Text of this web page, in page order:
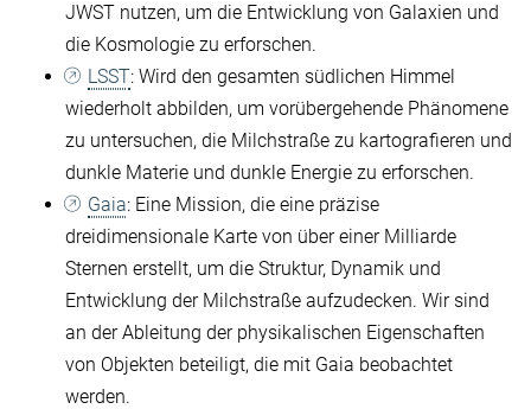
JWST nutzen, um die Entwicklung von Galaxien und
die Kosmologie zu erforschen.
LSST: Wird den gesamten südlichen Himmel
wiederholt abbilden, um vorübergehende Phänomene
zu untersuchen, die Milchstraße zu kartografieren und
dunkle Materie und dunkle Energie zu erforschen.
Gaia: Eine Mission, die eine präzise
dreidimensionale Karte von über einer Milliarde
Sternen erstellt, um die Struktur, Dynamik und
Entwicklung der Milchstraße aufzudecken. Wir sind
an der Ableitung der physikalischen Eigenschaften
von Objekten beteiligt, die mit Gaia beobachtet
werden.